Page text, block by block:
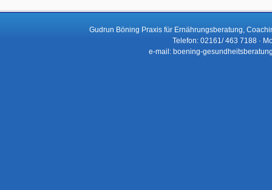
Gudrun Böning Praxis für Ernährungsberatung,
Telefon: 02161/ 463 7188 ·
e-mail: boening-